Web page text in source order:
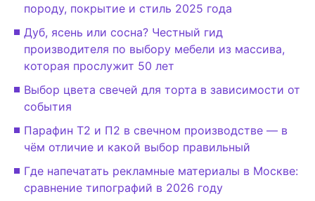
породу, покрытие и стиль 2025 года
Дуб, ясень или сосна? Честный гид
производителя по выбору мебели из массива,
которая прослужит 50 лет
Выбор цвета свечей для торта в зависимости от
события
Парафин Т2 и П2 в свечном производстве — в
чём отличие и какой выбор правильный
Где напечатать рекламные материалы в Москве:
сравнение типографий в 2026 году